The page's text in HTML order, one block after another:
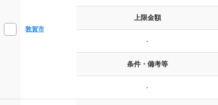
敦賀市
上限金額
-
条件・備考等
-